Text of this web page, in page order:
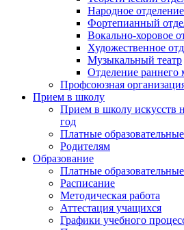
Народное отделение
Фортепианный
Вокально-хоровое
Художественное
Музыкальный театр
Отделение раннего
Профсоюзная
Прием в школу
Прием в школу искусств
год
Платные
Родителям
Образование
Платные
Расписание
Методическая работа
Аттестация учащихся
Графики учебного